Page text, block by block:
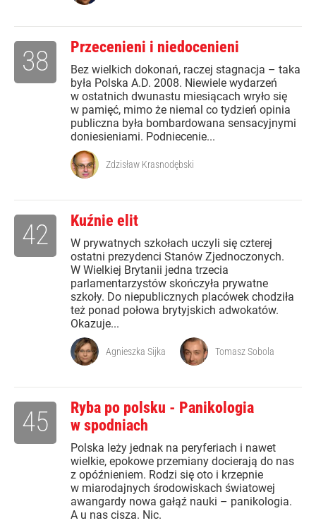
Przecenieni i niedocenieni
Bez wielkich dokonań, raczej stagnacja – taka
była Polska A.D. 2008. Niewiele wydarzeń
w ostatnich dwunastu miesiącach wryło się
w pamięć, mimo że niemal co tydzień opinia
publiczna była bombardowana sensacyjnymi
doniesieniami. Podniecenie...
38
Zdzisław Krasnodębski
Kuźnie elit
W prywatnych szkołach uczyli się czterej
ostatni prezydenci Stanów Zjednoczonych.
W Wielkiej Brytanii jedna trzecia
parlamentarzystów skończyła prywatne
szkoły. Do niepublicznych placówek chodziła
też ponad połowa brytyjskich adwokatów.
Okazuje...
42
Agnieszka Sijka Tomasz Sobola
Ryba po polsku - Panikologia
w spodniach
Polska leży jednak na peryferiach i nawet
wielkie, epokowe przemiany docierają do nas
z opóźnieniem. Rodzi się oto i krzepnie
w miarodajnych środowiskach światowej
awangardy nowa gałąź nauki – panikologia.
A u nas cisza. Nic.
45